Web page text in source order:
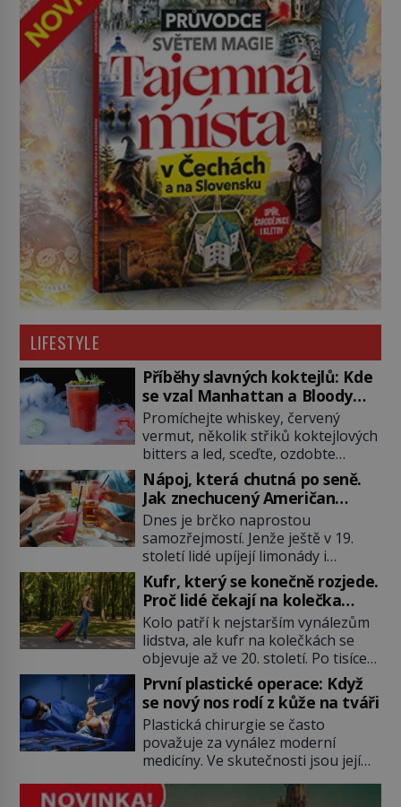
LIFESTYLE
Příběhy slavných koktejlů: Kde
se vzal Manhattan a Bloody
Mary?
Promíchejte whiskey, červený
vermut, několik střiků koktejlových
bitters a led, sceďte, ozdobte
koktejlovou třešinkou a tadá…
Manhattan je tu! A pokud to má být
skutečně on, dejte si pozor, ať
místo klasické americké rye
whiskey či klidně bourbonu
nepoužijete skotskou whisku. Co
se stane? Inu, koktejl bude stále
skvělý, ale už to nebude
Manhattan ale […]
Nápoj, která chutná po seně.
Jak znechucený Američan
vymyslel brčko
Dnes je brčko naprostou
samozřejmostí. Jenže ještě v 19.
století lidé upíjejí limonády i
koktejly dutými stébly žita nebo
žitné slámy. Fungují sice dobře,
mají ale jednu nepříjemnou
vlastnost po chvíli se rozmáčejí a
nápoji dodávají travnatou příchuť.
Právě tahle drobná nepříjemnost
přivede amerického výrobce
cigaretových náustků k nápadu,
který změní způsob pití po celém
[…]
Kufr, který se konečně rozjede.
Proč lidé čekají na kolečka
téměř pět tisíc let?
Kolo patří k nejstarším vynálezům
lidstva, ale kufr na kolečkách se
objevuje až ve 20. století. Po tisíce
let lidé vláčejí těžká zavazadla v
rukou, na zádech nebo je nakládají
na povozy. Stačí přitom jediný
nápad, připevnit ke kufru kolečka.
Jenže právě ten nikdo dlouho
nedostane. Až jednou se na letišti
ozve věta, která změní […]
První plastické operace: Když
se nový nos rodí z kůže na tváři
Plastická chirurgie se často
považuje za vynález moderní
medicíny. Ve skutečnosti jsou její
tisíce let. V dobách, kdy ještě